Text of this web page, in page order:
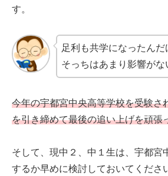
す。
足利も共学になったんだ
そっちはあまり影響がな
今年の宇都宮中央高等学校を受験さ
を引き締めて最後の追い上げを頑張
そして、現中２、中１生は、宇都宮
するか早めに検討しておいてくださ